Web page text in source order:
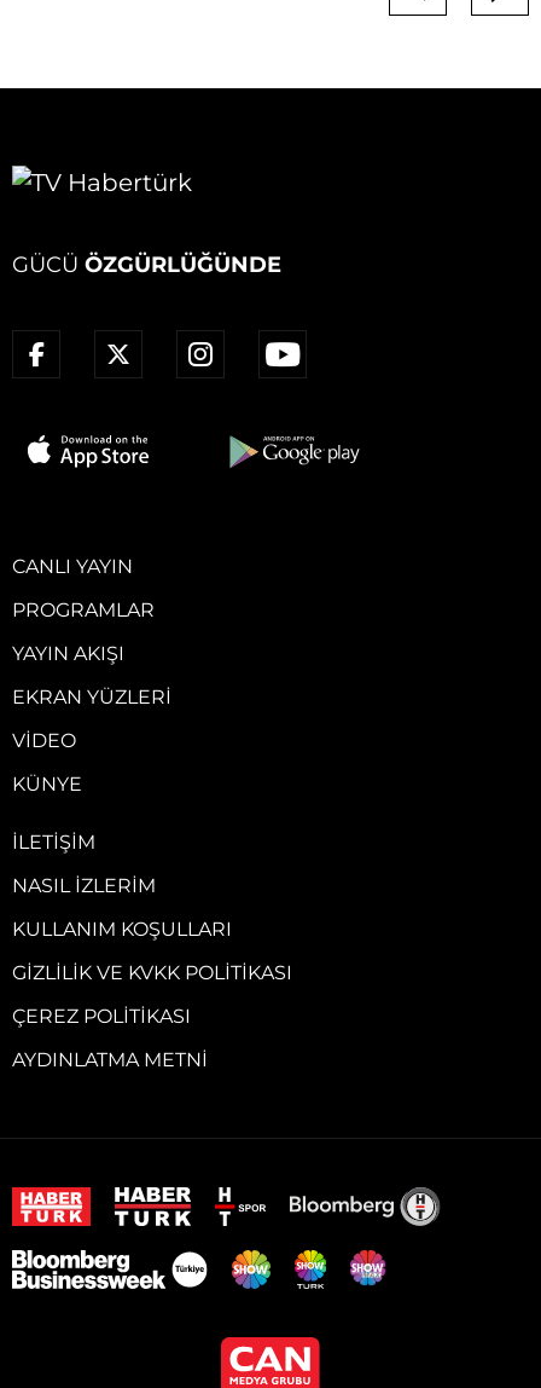
GÜCÜ ÖZGÜRLÜĞÜNDE
CANLI YAYIN
PROGRAMLAR
YAYIN AKIŞI
EKRAN YÜZLERI
VIDEO
KÜNYE
İLETIŞIM
NASIL İZLERIM
KULLANIM KOŞULLARI
GIZLILIK VE KVKK POLITIKASI
ÇEREZ POLITIKASI
AYDINLATMA METNI